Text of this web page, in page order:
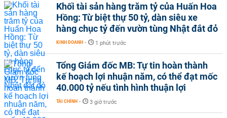
Khối tài sản hàng trăm tỷ của Huấn Hoa
Hồng: Từ biệt thự 50 tỷ, dàn siêu xe
hàng chục tỷ đến vườn tùng Nhật đắt đỏ
KINH DOANH - 1 phút trước
Tổng Giám đốc MB: Tự tin hoàn thành
kế hoạch lợi nhuận năm, có thể đạt mốc
40.000 tỷ nếu tình hình thuận lợi
TÀI CHÍNH - 3 giờ trước